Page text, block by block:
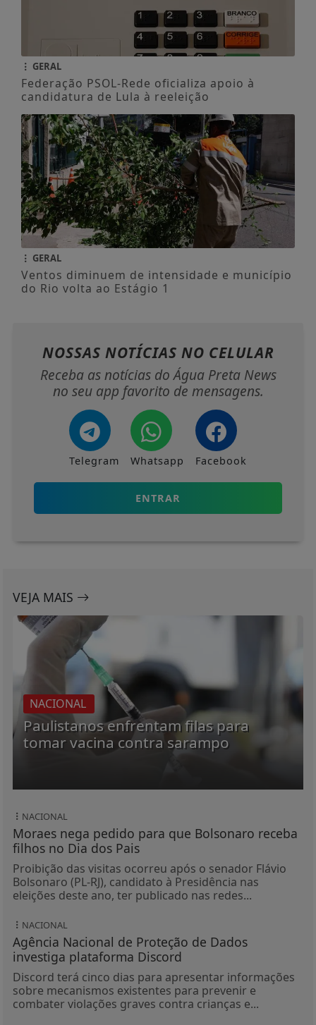
GERAL
Federação PSOL-Rede oficializa apoio à
candidatura de Lula à reeleição
GERAL
Ventos diminuem de intensidade e município
do Rio volta ao Estágio 1
NOSSAS NOTÍCIAS NO CELULAR
Receba as notícias do Água Preta News
no seu app favorito de mensagens.
Telegram Whatsapp Facebook
ENTRAR
VEJA MAIS
NACIONAL
Paulistanos enfrentam filas para
tomar vacina contra sarampo
NACIONAL
Moraes nega pedido para que Bolsonaro receba
filhos no Dia dos Pais
Proibição das visitas ocorreu após o senador Flávio
Bolsonaro (PL-RJ), candidato à Presidência nas
eleições deste ano, ter publicado nas redes...
NACIONAL
Agência Nacional de Proteção de Dados
investiga plataforma Discord
Discord terá cinco dias para apresentar informações
sobre mecanismos existentes para prevenir e
combater violações graves contra crianças e...